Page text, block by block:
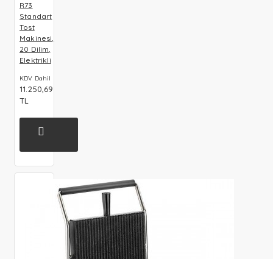
R73
Standart
Tost
Makinesi,
20 Dilim,
Elektrikli
KDV Dahil
11.250,69
TL